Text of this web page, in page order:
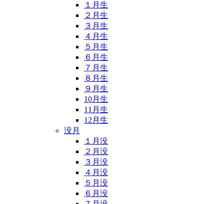
１月生
２月生
３月生
４月生
５月生
６月生
７月生
８月生
９月生
10月生
11月生
12月生
没月
１月没
２月没
３月没
４月没
５月没
６月没